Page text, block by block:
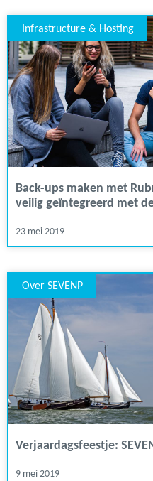
Infrastructure & Hosting
Back-ups maken met
veilig geïntegreerd met
23 mei 2019
Over SEVENP
Verjaardagsfeestje:
9 mei 2019